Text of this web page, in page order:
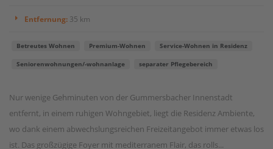
Entfernung: 35 km
Betreutes Wohnen Premium-Wohnen Service-Wohnen in Residenz
Seniorenwohnungen/-wohnanlage separater Pflegebereich
Nur wenige Gehminuten von der Gummersbacher Innenstadt
entfernt, in einem ruhigen Wohngebiet, liegt die Residenz Ambiente,
wo dank einem abwechslungsreichen Freizeitangebot immer etwas los
ist. Das großzügige Foyer mit mediterranem Flair, das rolls...